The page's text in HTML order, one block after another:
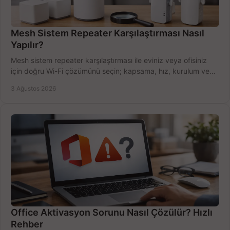
Mesh Sistem Repeater Karşılaştırması Nasıl
Yapılır?
Mesh sistem repeater karşılaştırması ile eviniz veya ofisiniz
için doğru Wi-Fi çözümünü seçin; kapsama, hız, kurulum ve
3 Ağustos 2026
Office Aktivasyon Sorunu Nasıl Çözülür? Hızlı
Rehber